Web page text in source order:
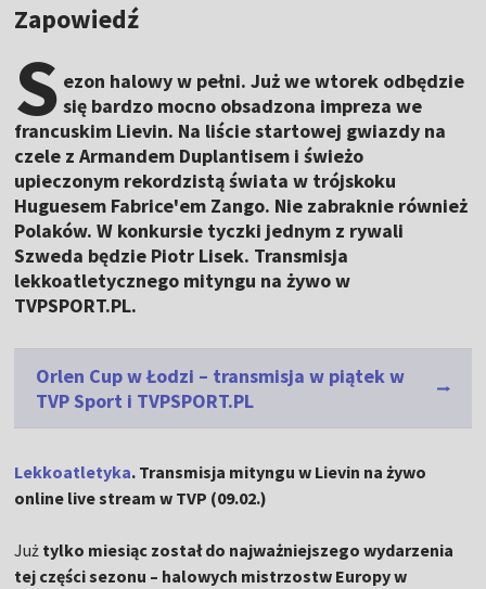
Zapowiedź
S ezon halowy w pełni. Już we wtorek odbędzie
się bardzo mocno obsadzona impreza we
francuskim Lievin. Na liście startowej gwiazdy na
czele z Armandem Duplantisem i świeżo
upieczonym rekordzistą świata w trójskoku
Huguesem Fabrice'em Zango. Nie zabraknie również
Polaków. W konkursie tyczki jednym z rywali
Szweda będzie Piotr Lisek. Transmisja
lekkoatletycznego mityngu na żywo w
TVPSPORT.PL.
Orlen Cup w Łodzi – transmisja w piątek w
TVP Sport i TVPSPORT.PL
Lekkoatletyka. Transmisja mityngu w Lievin na żywo
online live stream w TVP (09.02.)
Już tylko miesiąc został do najważniejszego wydarzenia
tej części sezonu – halowych mistrzostw Europy w